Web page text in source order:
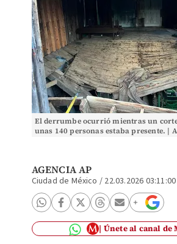
El derrumbe ocurrió mientras un
unas 140 personas estaba presente. |
AGENCIA AP
Ciudad de México / 22.03.2026 03:11:00
Únete al canal de